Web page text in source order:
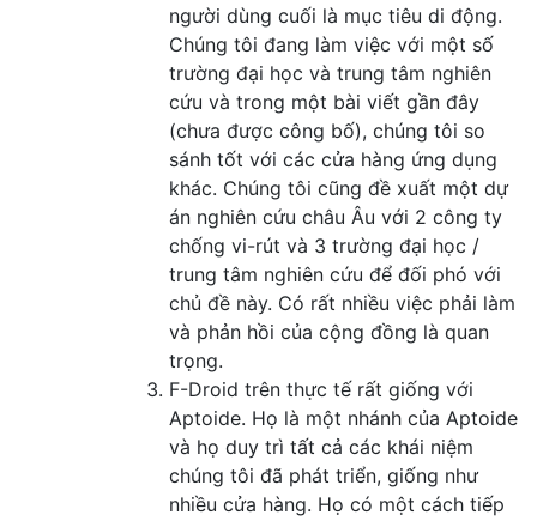
người dùng cuối là mục tiêu di động.
Chúng tôi đang làm việc với một số
trường đại học và trung tâm nghiên
cứu và trong một bài viết gần đây
(chưa được công bố), chúng tôi so
sánh tốt với các cửa hàng ứng dụng
khác. Chúng tôi cũng đề xuất một dự
án nghiên cứu châu Âu với 2 công ty
chống vi-rút và 3 trường đại học /
trung tâm nghiên cứu để đối phó với
chủ đề này. Có rất nhiều việc phải làm
và phản hồi của cộng đồng là quan
trọng.
F-Droid trên thực tế rất giống với
Aptoide. Họ là một nhánh của Aptoide
và họ duy trì tất cả các khái niệm
chúng tôi đã phát triển, giống như
nhiều cửa hàng. Họ có một cách tiếp